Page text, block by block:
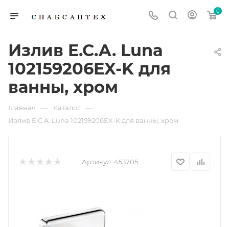
0
Излив E.C.A. Luna
102159206EX-K для
ванны, хром
Главная — Каталог —
Излив E.C.A. Luna 102159206EX-K для ванны, хром
Артикул: 453705